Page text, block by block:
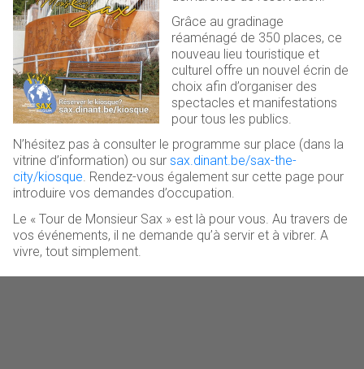
Grâce au gradinage
réaménagé de 350 places, ce
nouveau lieu touristique et
culturel offre un nouvel écrin de
choix afin d’organiser des
spectacles et manifestations
pour tous les publics.
N’hésitez pas à consulter le programme sur place (dans la
vitrine d’information) ou sursax.dinant.be/sax-the-
city/kiosque. Rendez-vous également sur cette page pour
introduire vos demandes d’occupation.
Le « Tour de Monsieur Sax » est là pour vous. Au travers de
vos événements, il ne demande qu’à servir et à vibrer. A
vivre, tout simplement.